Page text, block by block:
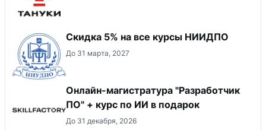
Скидка 5% на все курсы НИИДПО
До 31 марта, 2027
Онлайн-магистратура "Разработчик
ПО" + курс по ИИ в подарок
До 31 декабря, 2026